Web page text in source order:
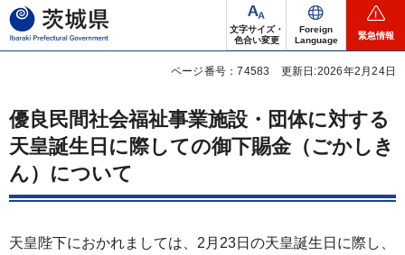
茨城県
文字サイズ・
色合い変更
Foreign
Language
緊急情報
ページ番号：74583 更新日:2026年2月24日
優良民間社会福祉事業施設・団体に対する
天皇誕生日に際しての御下賜金（ごかしき
ん）について
天皇陛下におかれましては、2月23日の天皇誕生日に際し、